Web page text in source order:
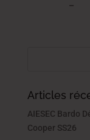
–
Articles
AIESEC Bardo
Cooper SS26